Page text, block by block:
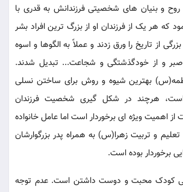
و بنیان های شخصیتی فرزندانش به قدری با
که هر یک از فرزندان او از بزرگ ترین افراد بشر
از تاریخ را ورق زدند و عملاً به الگوها و اسوه
صبر و از خودگذشتگی و شجاعت... تبدیل شدند.
بهترین شیوه و روش برای ساختن نسلی
هرچند در شکل گیری شخصیت فرزندان
اهمیت ویژه ای برخوردار است اما عامل خانواده
و تربیت زهرا(س) به همراه پدر بزرگوارشان
برخوردار بوده است.
کودک محبت و دوست داشتن است. عدم توجه